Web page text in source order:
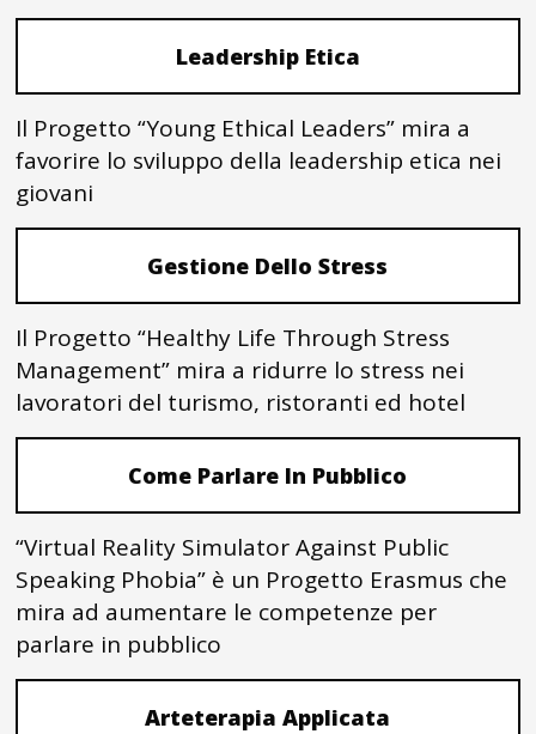
Leadership Etica
Il Progetto “Young Ethical Leaders” mira a
favorire lo sviluppo della leadership etica nei
giovani
Gestione Dello Stress
Il Progetto “Healthy Life Through Stress
Management” mira a ridurre lo stress nei
lavoratori del turismo, ristoranti ed hotel
Come Parlare In Pubblico
“Virtual Reality Simulator Against Public
Speaking Phobia” è un Progetto Erasmus che
mira ad aumentare le competenze per
parlare in pubblico
Arteterapia Applicata